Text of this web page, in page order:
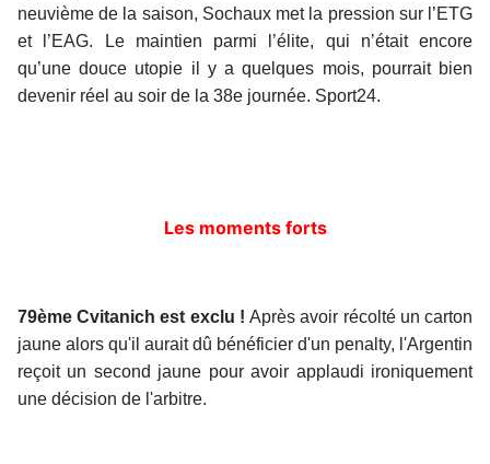
neuvième de la saison, Sochaux met la pression sur l’ETG
et l’EAG. Le maintien parmi l’élite, qui n’était encore
qu’une douce utopie il y a quelques mois, pourrait bien
devenir réel au soir de la 38e journée. Sport24.
Les moments forts
79ème Cvitanich est exclu !Après avoir récolté un carton
jaune alors qu'il aurait dû bénéficier d'un penalty, l'Argentin
reçoit un second jaune pour avoir applaudi ironiquement
une décision de l'arbitre.